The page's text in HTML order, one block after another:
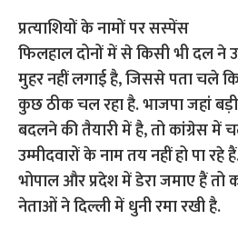
प्रत्‍याशियों के नामों पर सस्‍पेंस
फिलहाल दोनों में से किसी भी दल ने
मुहर नहीं लगाई है, जिससे पता चले
कुछ ठीक चल रहा है. भाजपा जहां
बदलने की तैयारी में है, तो कांग्रेस में
उम्मीदवारों के नाम तय नहीं हो पा
भोपाल और प्रदेश में डेरा जमाए हैं तो
नेताओं ने दिल्ली में धुनी रमा रखी है.